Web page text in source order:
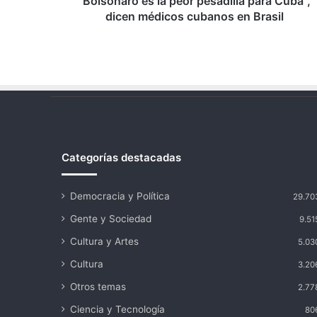
dicen médicos cubanos en Brasil
Categorías destacadas
Democracia y Política
Gente y Sociedad
Cultura y Artes
Cultura
Otros temas
Ciencia y Tecnología